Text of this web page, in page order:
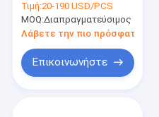
γραμμικό
ενεργοποιητών βολτ
Τιμή:20-190 USD/PCS
MOQ:Διαπραγματεύσιμος
Λάβετε την πιο πρόσφατη τιμή
Επικοινωνήστε